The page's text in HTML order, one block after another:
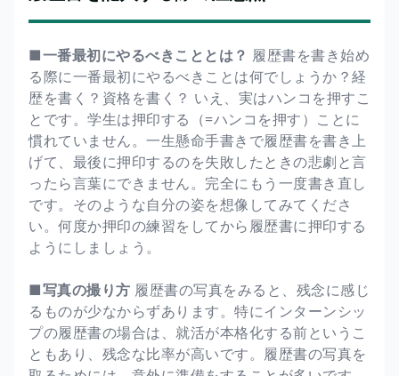
■一番最初にやるべきこととは？ 履歴書を書き始め
る際に一番最初にやるべきことは何でしょうか？経
歴を書く？資格を書く？ いえ、実はハンコを押すこ
とです。学生は押印する（=ハンコを押す）ことに
慣れていません。一生懸命手書きで履歴書を書き上
げて、最後に押印するのを失敗したときの悲劇と言
ったら言葉にできません。完全にもう一度書き直し
です。そのような自分の姿を想像してみてくださ
い。何度か押印の練習をしてから履歴書に押印する
ようにしましょう。
■写真の撮り方 履歴書の写真をみると、残念に感じ
るものが少なからずあります。特にインターンシッ
プの履歴書の場合は、就活が本格化する前というこ
ともあり、残念な比率が高いです。履歴書の写真を